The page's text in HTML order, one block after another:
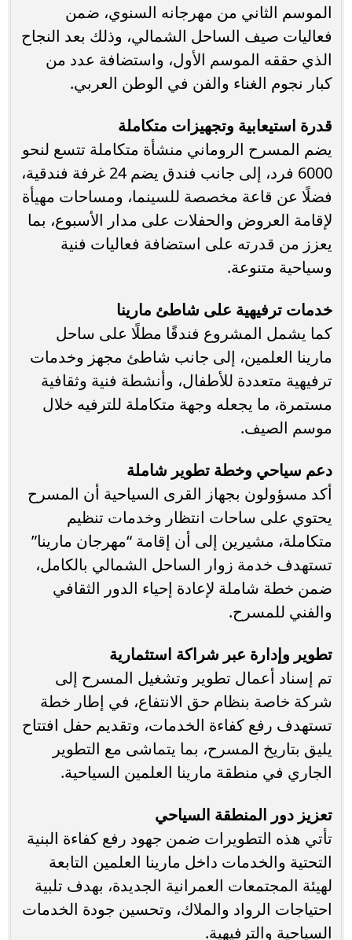
الموسم الثاني من مهرجانه السنوي، ضمن
فعاليات صيف الساحل الشمالي، وذلك بعد النجاح
الذي حققه الموسم الأول، واستضافة عدد من
كبار نجوم الغناء والفن في الوطن العربي.
قدرة استيعابية وتجهيزات متكاملة
يضم المسرح الروماني منشأة متكاملة تتسع لنحو
6000 فرد، إلى جانب فندق يضم 24 غرفة فندقية،
فضلًا عن قاعة مخصصة للسينما، ومساحات مهيأة
لإقامة العروض والحفلات على مدار الأسبوع، بما
يعزز من قدرته على استضافة فعاليات فنية
وسياحية متنوعة.
خدمات ترفيهية على شاطئ مارينا
كما يشمل المشروع فندقًا مطلًا على ساحل
مارينا العلمين، إلى جانب شاطئ مجهز وخدمات
ترفيهية متعددة للأطفال، وأنشطة فنية وثقافية
مستمرة، ما يجعله وجهة متكاملة للترفيه خلال
موسم الصيف.
دعم سياحي وخطة تطوير شاملة
أكد مسؤولون بجهاز القرى السياحية أن المسرح
يحتوي على ساحات انتظار وخدمات تنظيم
متكاملة، مشيرين إلى أن إقامة “مهرجان مارينا”
تستهدف خدمة زوار الساحل الشمالي بالكامل،
ضمن خطة شاملة لإعادة إحياء الدور الثقافي
والفني للمسرح.
تطوير وإدارة عبر شراكة استثمارية
تم إسناد أعمال تطوير وتشغيل المسرح إلى
شركة خاصة بنظام حق الانتفاع، في إطار خطة
تستهدف رفع كفاءة الخدمات، وتقديم حفل افتتاح
يليق بتاريخ المسرح، بما يتماشى مع التطوير
الجاري في منطقة مارينا العلمين السياحية.
تعزيز دور المنطقة السياحي
تأتي هذه التطويرات ضمن جهود رفع كفاءة البنية
التحتية والخدمات داخل مارينا العلمين التابعة
لهيئة المجتمعات العمرانية الجديدة، بهدف تلبية
احتياجات الرواد والملاك، وتحسين جودة الخدمات
السياحية والترفيهية.